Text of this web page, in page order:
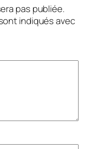
pas publiée.
indiqués avec